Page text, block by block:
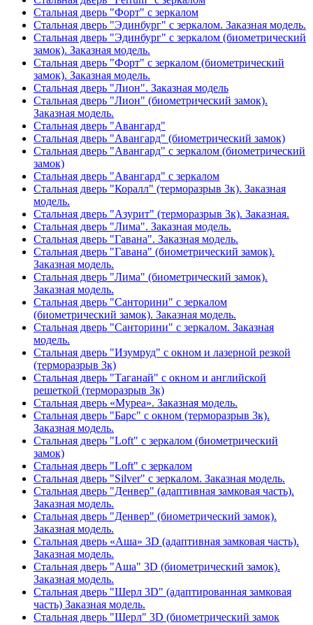
Стальная дверь "Форт" с зеркалом
Стальная дверь "Эдинбург" с зеркалом. Заказная модель.
Стальная дверь "Эдинбург" с зеркалом (биометрический
замок). Заказная модель.
Стальная дверь "Форт" с зеркалом (биометрический
замок). Заказная модель.
Стальная дверь "Лион". Заказная модель
Стальная дверь "Лион" (биометрический замок).
Заказная модель.
Стальная дверь "Авангард"
Стальная дверь "Авангард" (биометрический замок)
Стальная дверь "Авангард" с зеркалом (биометрический
замок)
Стальная дверь "Авангард" с зеркалом
Стальная дверь "Коралл" (терморазрыв 3к). Заказная
модель.
Стальная дверь "Азурит" (терморазрыв 3к). Заказная.
Стальная дверь "Лима". Заказная модель.
Стальная дверь "Гавана". Заказная модель.
Стальная дверь "Гавана" (биометрический замок).
Заказная модель.
Стальная дверь "Лима" (биометрический замок).
Заказная модель.
Стальная дверь "Санторини" с зеркалом
(биометрический замок). Заказная модель.
Стальная дверь "Санторини" с зеркалом. Заказная
модель.
Стальная дверь "Изумруд" с окном и лазерной резкой
(терморазрыв 3к)
Стальная дверь "Таганай" с окном и английской
решеткой (терморазрыв 3к)
Стальная дверь «Муреа». Заказная модель.
Стальная дверь "Барс" с окном (терморазрыв 3к).
Заказная модель.
Стальная дверь "Loft" с зеркалом (биометрический
замок)
Стальная дверь "Loft" с зеркалом
Стальная дверь "Silver" с зеркалом. Заказная модель.
Стальная дверь "Денвер" (адаптивная замковая часть).
Заказная модель.
Стальная дверь "Денвер" (биометрический замок).
Заказная модель.
Стальная дверь «Аша» 3D (адаптивная замковая часть).
Заказная модель.
Стальная дверь "Аша" 3D (биометрический замок).
Заказная модель.
Стальная дверь "Шерл 3D" (адаптированная замковая
часть) Заказная модель.
Стальная дверь "Шерл" 3D (биометрический замок